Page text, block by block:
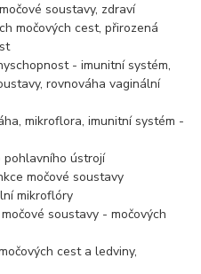
soustavy, zdraví
močových cest, přirozená
- imunitní systém,
rovnováha vaginální
mikroflora, imunitní systém -
pohlavního ústrojí
močové soustavy
mikroflóry
soustavy - močových
cest a ledviny,